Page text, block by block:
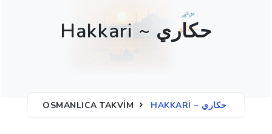
Hakkari ~ حكاري
OSMANLICA TAKVIM HAKKARI ~ حكاري